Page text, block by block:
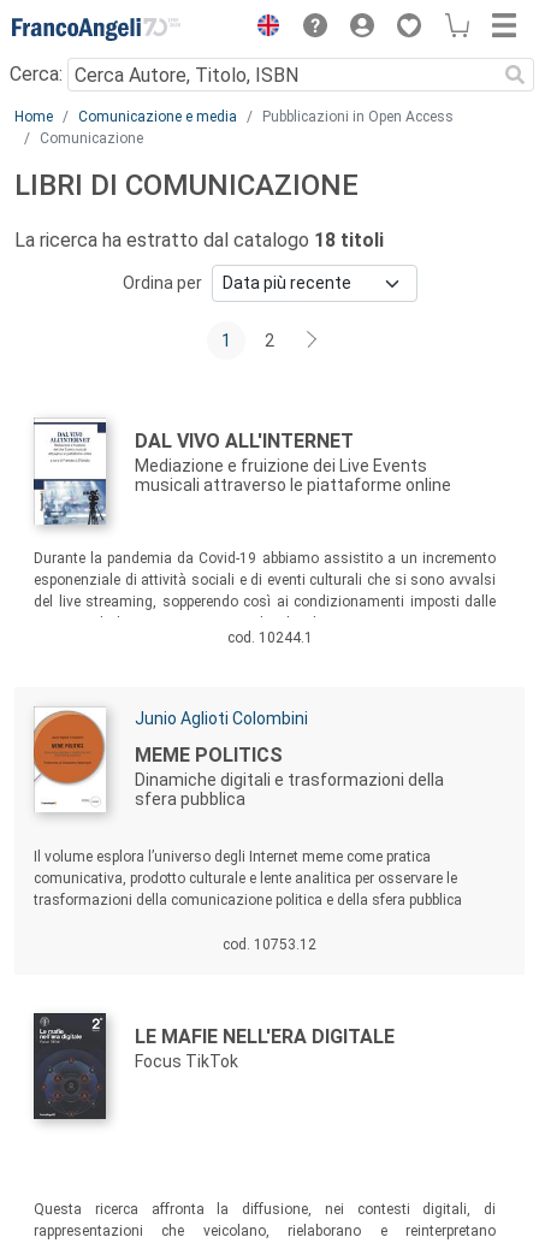
Menu
Cerca:
Main content
Home Comunicazione e media
Pubblicazioni in Open Access
Comunicazione
LIBRI DI COMUNICAZIONE
La ricerca ha estratto dal catalogo 18 titoli
Ordina per
1 2
Autori:
Titolo:
DAL VIVO ALL'INTERNET
Mediazione e fruizione dei Live Events
musicali attraverso le piattaforme online
Sommario:
Durante la pandemia da Covid-19 abbiamo assistito a un incremento
esponenziale di attività sociali e di eventi culturali che si sono avvalsi
del live streaming, sopperendo così ai condizionamenti imposti dalle
della ricerca relativa a questo fenomeno attraverso differenti contributi
cod. 10244.1
Autori:
Junio Aglioti Colombini
Titolo:
MEME POLITICS
Dinamiche digitali e trasformazioni della
sfera pubblica
Il volume esplora l’universo degli Internet meme come pratica
comunicativa, prodotto culturale e lente analitica per osservare le
trasformazioni della comunicazione politica e della sfera pubblica
simbolica e cittadinanza connessa, in grado di fondere ironia e
cod. 10753.12
Autori:
Titolo:
LE MAFIE NELL'ERA DIGITALE
Focus TikTok
Questa ricerca affronta la diffusione, nei contesti digitali, di
rappresentazioni che veicolano, rielaborano e reinterpretano